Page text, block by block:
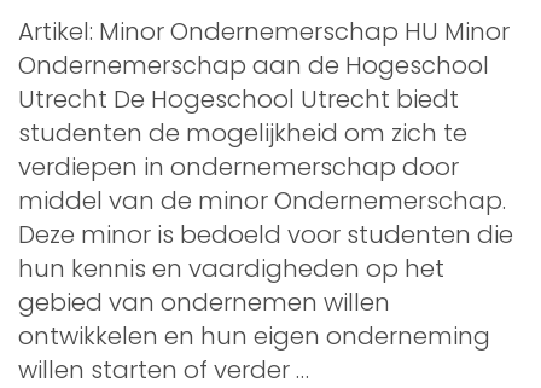
Artikel: Minor Ondernemerschap HU Minor
Ondernemerschap aan de Hogeschool
Utrecht De Hogeschool Utrecht biedt
studenten de mogelijkheid om zich te
verdiepen in ondernemerschap door
middel van de minor Ondernemerschap.
Deze minor is bedoeld voor studenten die
hun kennis en vaardigheden op het
gebied van ondernemen willen
ontwikkelen en hun eigen onderneming
willen starten of verder …